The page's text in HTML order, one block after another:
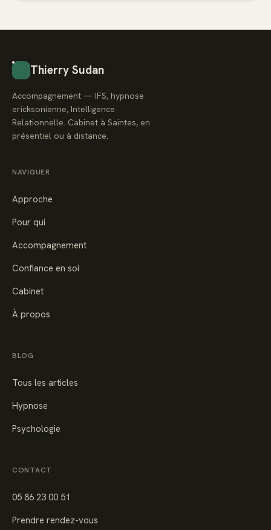
Thierry Sudan
Accompagnement — IFS, hypnose
ericksonienne, Intelligence
Relationnelle. Cabinet à Saintes, en
présentiel ou à distance.
NAVIGUER
Approche
Pour qui
Accompagnement
Confiance en soi
Cabinet
À propos
BLOG
Tous les articles
Hypnose
Psychologie
CONTACT
05 86 23 00 51
Prendre rendez-vous